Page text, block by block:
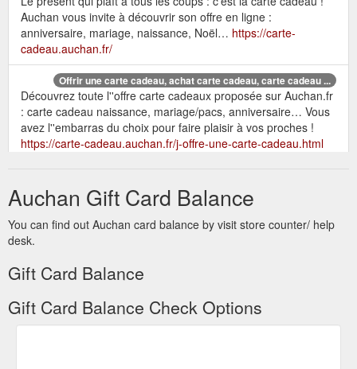
Auchan vous invite à découvrir son offre en ligne :
anniversaire, mariage, naissance, Noël… https://carte-
cadeau.auchan.fr/
Offrir une carte cadeau, achat carte cadeau, carte cadeau ...
Découvrez toute l''offre carte cadeaux proposée sur Auchan.fr
: carte cadeau naissance, mariage/pacs, anniversaire… Vous
avez l''embarras du choix pour faire plaisir à vos proches !
https://carte-cadeau.auchan.fr/j-offre-une-carte-cadeau.html
cartes cadeaux illustrées et choisissez le visuel qui correspond
le mieux à la personne qui la recevra ! Nos cartes s''utilisent
dans l''ensemble des magasins et drives Auchan.https://carte-
cadeau.auchan.fr/j-offre-une-carte-
un choix énorme de coffrets-cadeau bien-être ! ... Carte
waaoh ..... hammam, soin du visage, modelage du corps,
Auchan Gift Card Balance
You can find out Auchan card balance by visit store counter/ help
desk.
Gift Card Balance
Gift Card Balance Check Options